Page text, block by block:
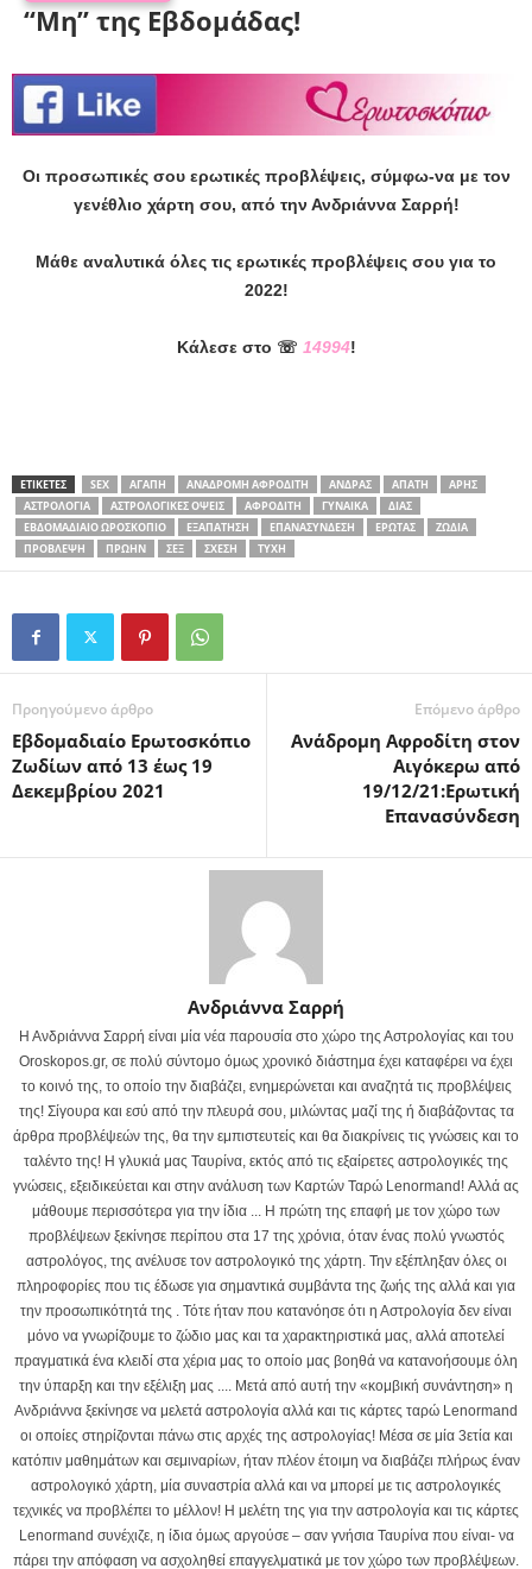
“Μη” της Εβδομάδας!
Οι προσωπικές σου ερωτικές προβλέψεις, σύμφω-να με τον
γενέθλιο χάρτη σου, από την Ανδριάννα Σαρρή!
Μάθε αναλυτικά όλες τις ερωτικές προβλέψεις σου για το
2022!
Κάλεσε στο ☏ 14994!
ΕΤΙΚΕΤΕΣ SEX ΑΓΆΠΗ ΑΝΆΔΡΟΜΗ ΑΦΡΟΔΊΤΗ ΆΝΔΡΑΣ ΑΠΆΤΗ
ΆΡΗΣ
ΑΣΤΡΟΛΟΓΊΑ
ΑΣΤΡΟΛΟΓΙΚΈΣ ΌΨΕΙΣ ΑΦΡΟΔΊΤΗ ΓΥΝΑΊΚΑ
ΔΊΑΣ
ΕΒΔΟΜΑΔΙΑΊΟ ΩΡΟΣΚΌΠΙΟ
ΕΞΑΠΆΤΗΣΗ ΕΠΑΝΑΣΎΝΔΕΣΗ ΈΡΩΤΑΣ
ΖΏΔΙΑ
ΠΡΌΒΛΕΨΗ
ΠΡΏΗΝ ΣΕΞ ΣΧΈΣΗ ΤΎΧΗ
Προηγούμενο άρθρο
Εβδομαδιαίο Ερωτοσκόπιο
Ζωδίων από 13 έως 19
Δεκεμβρίου 2021
Επόμενο άρθρο
Ανάδρομη Αφροδίτη στον
Αιγόκερω από
19/12/21:Ερωτική
Επανασύνδεση
Ανδριάννα Σαρρή
Η Ανδριάννα Σαρρή είναι μία νέα παρουσία στο χώρο της Αστρολογίας και του
Oroskopos.gr, σε πολύ σύντομο όμως χρονικό διάστημα έχει καταφέρει να έχει
το κοινό της, το οποίο την διαβάζει, ενημερώνεται και αναζητά τις προβλέψεις
της! Σίγουρα και εσύ από την πλευρά σου, μιλώντας μαζί της ή διαβάζοντας τα
άρθρα προβλέψεών της, θα την εμπιστευτείς και θα διακρίνεις τις γνώσεις και το
ταλέντο της! Η γλυκιά μας Ταυρίνα, εκτός από τις εξαίρετες αστρολογικές της
γνώσεις, εξειδικεύεται και στην ανάλυση των Καρτών Ταρώ Lenormand! Αλλά ας
μάθουμε περισσότερα για την ίδια ... Η πρώτη της επαφή με τον χώρο των
προβλέψεων ξεκίνησε περίπου στα 17 της χρόνια, όταν ένας πολύ γνωστός
αστρολόγος, της ανέλυσε τον αστρολογικό της χάρτη. Την εξέπληξαν όλες οι
πληροφορίες που τις έδωσε για σημαντικά συμβάντα της ζωής της αλλά και για
την προσωπικότητά της . Τότε ήταν που κατανόησε ότι η Αστρολογία δεν είναι
μόνο να γνωρίζουμε το ζώδιο μας και τα χαρακτηριστικά μας, αλλά αποτελεί
πραγματικά ένα κλειδί στα χέρια μας το οποίο μας βοηθά να κατανοήσουμε όλη
την ύπαρξη και την εξέλιξη μας .... Μετά από αυτή την «κομβική συνάντηση» η
Ανδριάννα ξεκίνησε να μελετά αστρολογία αλλά και τις κάρτες ταρώ Lenormand
οι οποίες στηρίζονται πάνω στις αρχές της αστρολογίας! Μέσα σε μία 3ετία και
κατόπιν μαθημάτων και σεμιναρίων, ήταν πλέον έτοιμη να διαβάζει πλήρως έναν
αστρολογικό χάρτη, μία συναστρία αλλά και να μπορεί με τις αστρολογικές
τεχνικές να προβλέπει το μέλλον! Η μελέτη της για την αστρολογία και τις κάρτες
Lenormand συνέχιζε, η ίδια όμως αργούσε – σαν γνήσια Ταυρίνα που είναι- να
πάρει την απόφαση να ασχοληθεί επαγγελματικά με τον χώρο των προβλέψεων.